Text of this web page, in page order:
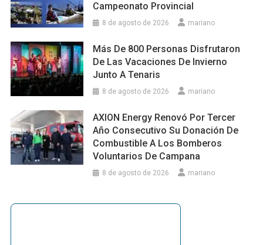
Campeonato Provincial
8 de agosto de 2026 mariano
Más De 800 Personas Disfrutaron
De Las Vacaciones De Invierno
Junto A Tenaris
8 de agosto de 2026 mariano
AXION Energy Renovó Por Tercer
Año Consecutivo Su Donación De
Combustible A Los Bomberos
Voluntarios De Campana
8 de agosto de 2026 mariano